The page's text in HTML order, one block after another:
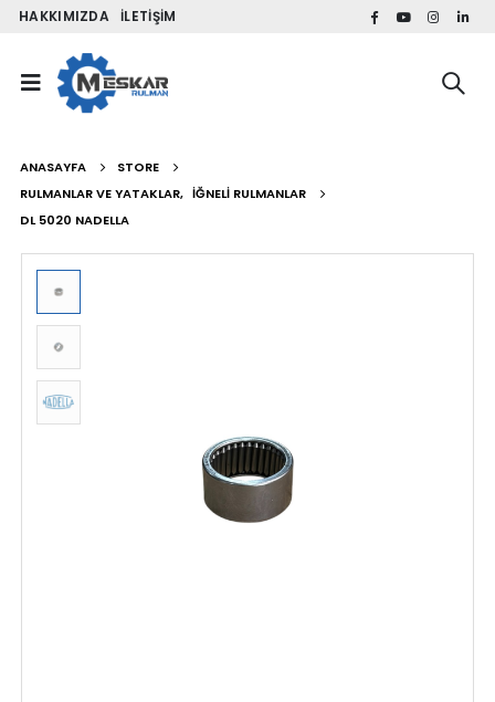
HAKKIMIZDA İLETIŞIM
ANASAYFA
STORE
RULMANLAR VE YATAKLAR, İĞNELI RULMANLAR
DL 5020 NADELLA